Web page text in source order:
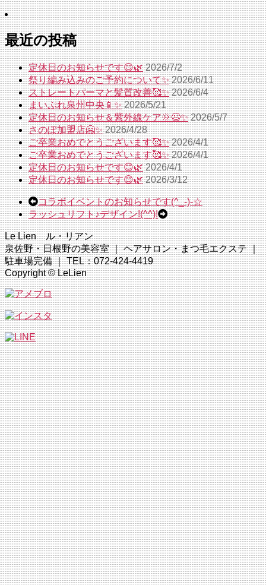
最近の投稿
定休日のお知らせです😊🌿 2026/7/2
祭り編み込みのご予約について✨ 2026/6/11
ストレートパーマと髪質改善🥰✨ 2026/6/4
まいぷれ泉州中央📱✨ 2026/5/21
定休日のお知らせ＆紫外線ケア🌞😉✨ 2026/5/7
さのぽ加盟店🤗✨ 2026/4/28
ご卒業おめでとうございます🥰✨ 2026/4/1
ご卒業おめでとうございます🥰✨ 2026/4/1
定休日のお知らせです😊🌿 2026/4/1
定休日のお知らせです😊🌿 2026/3/12
コラボイベントのお知らせです(^_-)-☆
ラッシュリフト♪デザイン!(^^)!
Le Lien ル・リアン
泉佐野・日根野の美容室 ｜ ヘアサロン・まつ毛エクステ ｜
駐車場完備 ｜ TEL：072-424-4419
Copyright © LeLien